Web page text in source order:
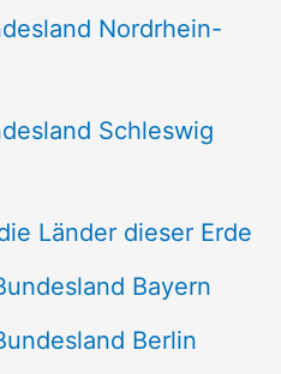
Nordrhein-
Schleswig
Länder dieser Erde
Bayern
Berlin